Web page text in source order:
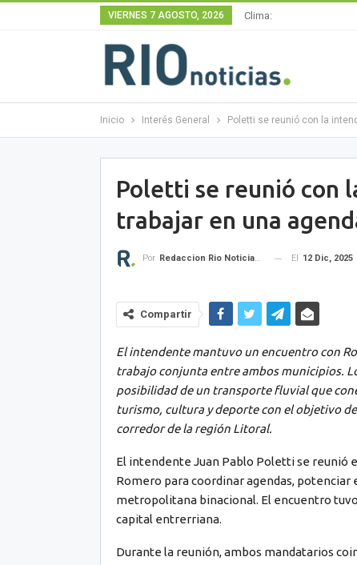
VIERNES 7 AGOSTO, 2026 Clima:
Inicio Interés General Poletti se reunió con la
Poletti se reunió con
trabajar en una
Por Redaccion Rio Noticias OK El 12 Dic, 2025
Compartir
El intendente mantuvo un encuentro con
trabajo conjunta entre ambos municipios.
posibilidad de un transporte fluvial que
turismo, cultura y deporte con el objetivo
corredor de la región Litoral.
El intendente Juan Pablo Poletti se reunió
Romero para coordinar agendas,
metropolitana binacional. El encuentro tuvo
capital entrerriana.
Durante la reunión, ambos mandatarios